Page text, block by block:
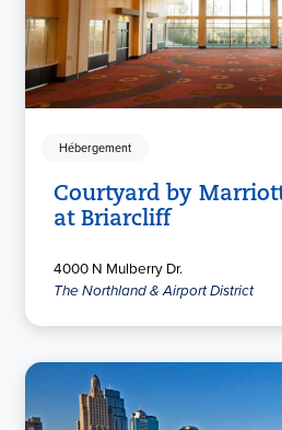
Hébergement
Courtyard by
at Briarcliff
4000 N Mulberry Dr.
The Northland & Airport District